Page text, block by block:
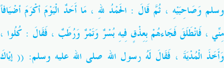
وسلم وَصَاحِبَيْهِ ، ثُمَّ قَالَ : الحَمْدُ للهِ ، مَا أَحَدٌ الْيَوْمَ أكْرَمَ أضْيَافاً
مِنِّي ، فَانْطَلَقَ فَجَاءهُمْ بِعِذْقٍ فِيهِ بُسْرٌ وَتَمْرٌ وَرُطَبٌ ، فَقَالَ : كُلُوا ،
وَأَخَذَ الْمُدْيَةَ ، فَقَالَ لَهُ رسول الله صلى الله عليه وسلم: (( إيْاكَ